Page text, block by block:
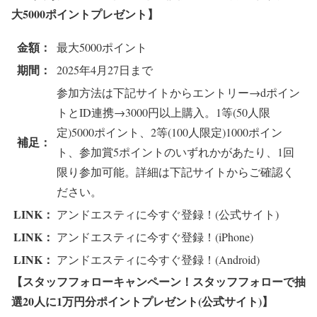
大5000ポイントプレゼント】
金額： 最大5000ポイント
期間： 2025年4月27日まで
補足：
参加方法は下記サイトからエントリー→dポイン
トとID連携→3000円以上購入。1等(50人限
定)5000ポイント、2等(100人限定)1000ポイン
ト、参加賞5ポイントのいずれかがあたり、1回
限り参加可能。詳細は下記サイトからご確認く
ださい。
LINK： アンドエスティに今すぐ登録！(公式サイト)
LINK： アンドエスティに今すぐ登録！(iPhone)
LINK： アンドエスティに今すぐ登録！(Android)
【スタッフフォローキャンペーン！スタッフフォローで抽
選20人に1万円分ポイントプレゼント(公式サイト)】